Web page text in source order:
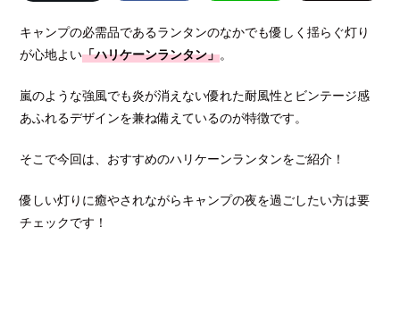
キャンプの必需品であるランタンのなかでも優しく揺らぐ灯り
が心地よい「ハリケーンランタン」。
嵐のような強風でも炎が消えない優れた耐風性とビンテージ感
あふれるデザインを兼ね備えているのが特徴です。
そこで今回は、おすすめのハリケーンランタンをご紹介！
優しい灯りに癒やされながらキャンプの夜を過ごしたい方は要
チェックです！